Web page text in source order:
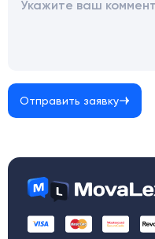
Отправить заявку